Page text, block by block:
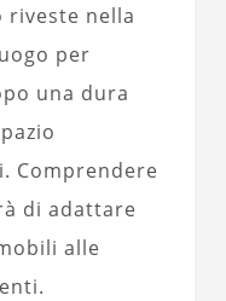
riveste nella
per
una dura
Comprendere
di adattare
alle